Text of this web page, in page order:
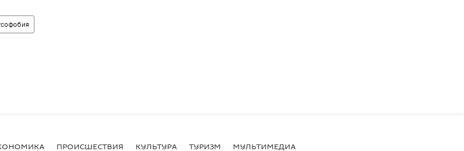
ПРОИСШЕСТВИЯ КУЛЬТУРА ТУРИЗМ МУЛЬТИМЕДИА